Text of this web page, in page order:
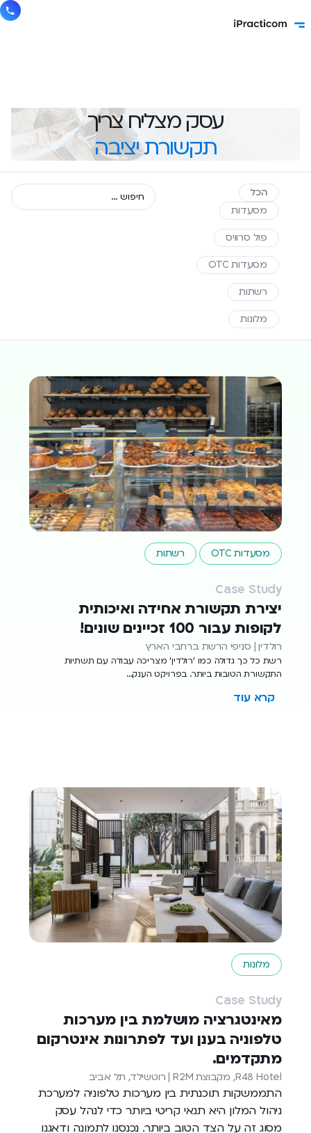
עסק מצליח צריך
תקשורת יציבה
הכל
מסעדות
פול סרוויס
מסעדות OTC
רשתות
מלונות
מסעדות OTC רשתות
Case Study
יצירת תקשורת אחידה ואיכותית
לקופות עבור 100 זכיינים שונים!
רולדין | סניפי הרשת ברחבי הארץ
רשת כל כך גדולה כמו 'רולדין' מצריכה עבודה עם תשתיות
התקשורת הטובות ביותר. בפרויקט הענק...
קרא עוד
מלונות
Case Study
מאינטגרציה מושלמת בין מערכות
טלפוניה בענן ועד לפתרונות אינטרקום
מתקדמים.
R48 Hotel, מקבוצת R2M | רוטשילד, תל אביב
התממשקות תוכנתית בין מערכות טלפוניה למערכת
ניהול המלון היא תנאי קריטי ביותר כדי לנהל עסק
מסוג זה על הצד הטוב ביותר. נכנסנו לתמונה ודאגנו